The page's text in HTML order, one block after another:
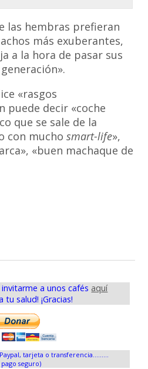
las hembras prefieran
más exuberantes,
a la hora de pasar sus
«rasgos
puede decir «coche
que se sale de la
con muchosmart-life»,
«buen machaque de
a unos cafés aquí
salud! ¡Gracias!
tarjeta o transferencia.........
pago seguro)